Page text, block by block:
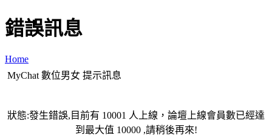
錯誤訊息
Home
MyChat 數位男女 提示訊息
狀態:發生錯誤,目前有 10001 人上線，論壇上線會員數已經達
到最大值 10000 ,請稍後再來!